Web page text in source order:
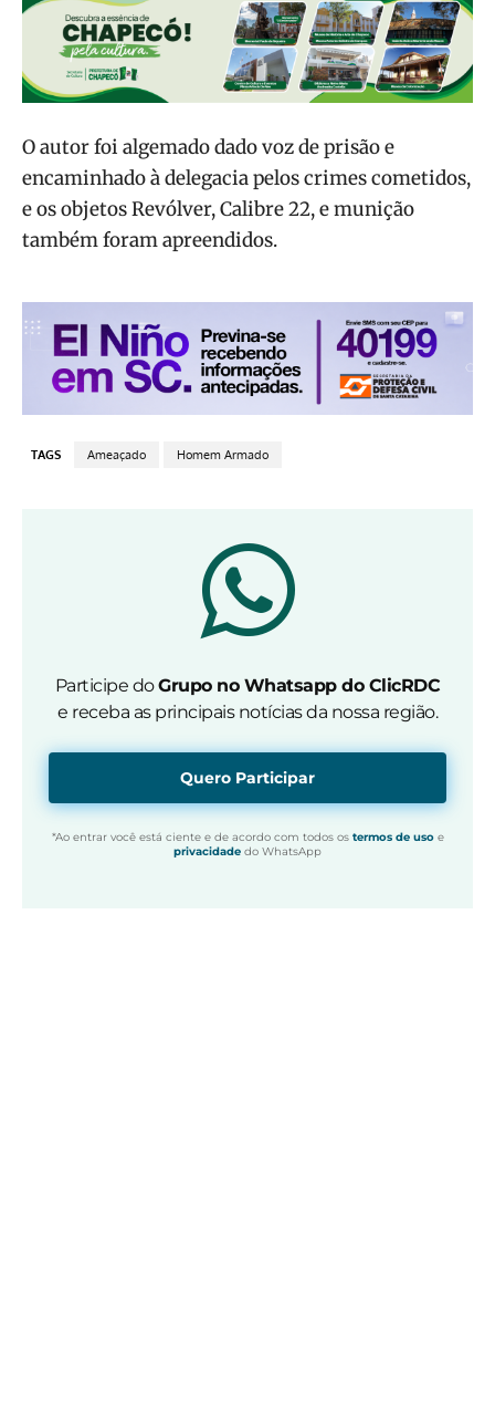
O autor foi algemado dado voz de prisão e
encaminhado à delegacia pelos crimes cometidos,
e os objetos Revólver, Calibre 22, e munição
também foram apreendidos.
TAGS Ameaçado Homem Armado
Participe doGrupo no Whatsapp do ClicRDC
e receba as principais notícias da nossa região.
Quero Participar
*Ao entrar você está ciente e de acordo com todos os termos de usoe
privacidade do WhatsApp